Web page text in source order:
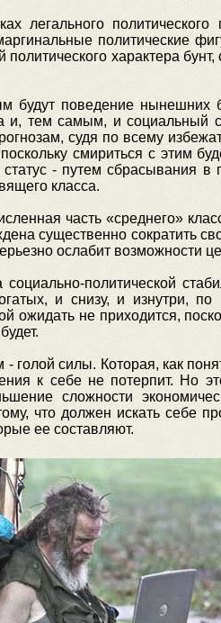
легального
политические
характера
будут поведение нынешних
и, тем самым, и социальный
судя по всему
смириться с этим
статус - путем сбрасывания
класса.
часть «среднего»
существенно сократить
ослабит возможности
социально-политической
и снизу, и изнутри,
ожидать не приходится,
голой силы. Которая, как
к себе не потерпит. Но
сложности
что должен искать себе
ее составляют.